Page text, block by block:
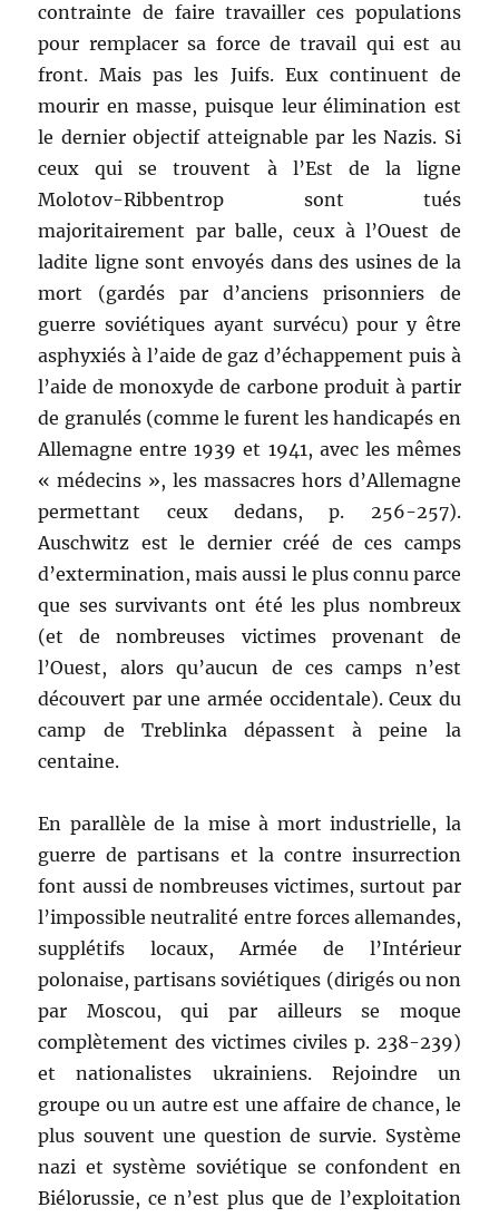
contrainte de faire travailler ces populations
pour remplacer sa force de travail qui est au
front. Mais pas les Juifs. Eux continuent de
mourir en masse, puisque leur élimination est
le dernier objectif atteignable par les Nazis. Si
ceux qui se trouvent à l’Est de la ligne
Molotov-Ribbentrop sont tués
majoritairement par balle, ceux à l’Ouest de
ladite ligne sont envoyés dans des usines de la
mort (gardés par d’anciens prisonniers de
guerre soviétiques ayant survécu) pour y être
asphyxiés à l’aide de gaz d’échappement puis à
l’aide de monoxyde de carbone produit à partir
de granulés (comme le furent les handicapés en
Allemagne entre 1939 et 1941, avec les mêmes
« médecins », les massacres hors d’Allemagne
permettant ceux dedans, p. 256-257).
Auschwitz est le dernier créé de ces camps
d’extermination, mais aussi le plus connu parce
que ses survivants ont été les plus nombreux
(et de nombreuses victimes provenant de
l’Ouest, alors qu’aucun de ces camps n’est
découvert par une armée occidentale). Ceux du
camp de Treblinka dépassent à peine la
centaine.
En parallèle de la mise à mort industrielle, la
guerre de partisans et la contre insurrection
font aussi de nombreuses victimes, surtout par
l’impossible neutralité entre forces allemandes,
supplétifs locaux, Armée de l’Intérieur
polonaise, partisans soviétiques (dirigés ou non
par Moscou, qui par ailleurs se moque
complètement des victimes civiles p. 238-239)
et nationalistes ukrainiens. Rejoindre un
groupe ou un autre est une affaire de chance, le
plus souvent une question de survie. Système
nazi et système soviétique se confondent en
Biélorussie, ce n’est plus que de l’exploitation